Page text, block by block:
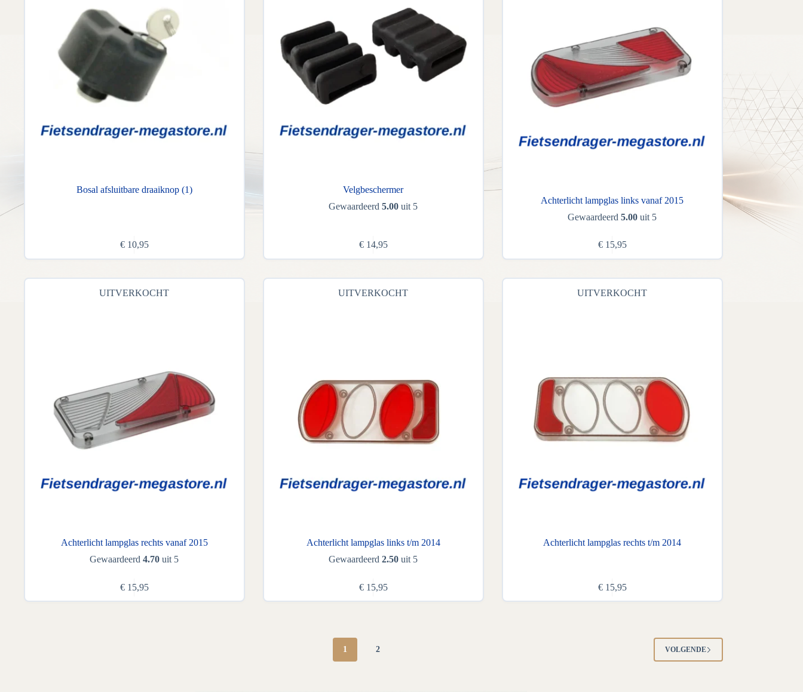
Bosal afsluitbare draaiknop (1)
€10,95
Velgbeschermer
Gewaardeerd5.00 uit 5
€14,95
Achterlicht lampglas links vanaf 2015
Gewaardeerd5.00 uit 5
€15,95
UITVERKOCHT
Achterlicht lampglas rechts vanaf 2015
Gewaardeerd4.70 uit 5
€15,95
UITVERKOCHT
Achterlicht lampglas links t/m 2014
Gewaardeerd2.50 uit 5
€15,95
UITVERKOCHT
Achterlicht lampglas rechts t/m 2014
€15,95
1 2 VOLGENDE